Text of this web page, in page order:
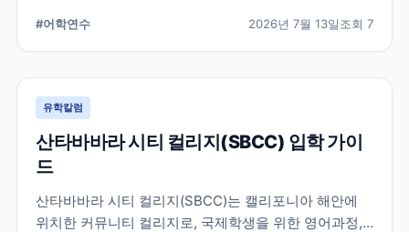
다.
#어학연수 2026년 7월 13일조회 7
유학칼럼
산타바바라 시티 컬리지(SBCC) 입학 가이
드
산타바바라 시티 컬리지(SBCC)는 캘리포니아 해안에
위치한 커뮤니티 컬리지로, 국제학생을 위한 영어과정,